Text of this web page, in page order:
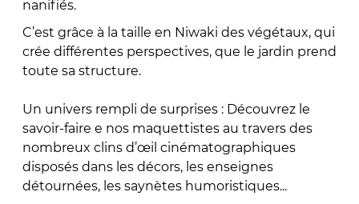
nanifiés.
C’est grâce à la taille en Niwaki des végétaux, qui
crée différentes perspectives, que le jardin prend
toute sa structure.
Un univers rempli de surprises : Découvrez le
savoir-faire e nos maquettistes au travers des
nombreux clins d’œil cinématographiques
disposés dans les décors, les enseignes
détournées, les saynètes humoristiques...